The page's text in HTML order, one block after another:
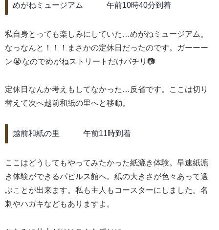
めがねミュージアム 午前10時40分到着
私自身とっても楽しみにしていた…めがねミュージアム。
なっなんと！！！まさかの定休日だったのです。ガーーー
ン😭なのでめがねストリートだけパチリ📷
定休日なんか考えもしてなかった…反省です。ここは切り
替えて次へ越前和紙の里へと移動。
越前和紙の里 午前11時到着
ここはどうしてもやってみたかった紙漉き体験。早速紙漉
き体験ができるパピルス館へ。紙の大きさが色々あって選
ぶことが出来ます。私も主人もコースターにしました。名
刺やハガキなどもありますよ。